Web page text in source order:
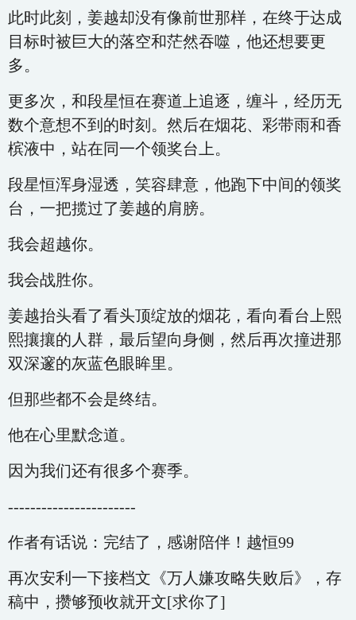
此时此刻，姜越却没有像前世那样，在终于达成
目标时被巨大的落空和茫然吞噬，他还想要更
多。
更多次，和段星恒在赛道上追逐，缠斗，经历无
数个意想不到的时刻。然后在烟花、彩带雨和香
槟液中，站在同一个领奖台上。
段星恒浑身湿透，笑容肆意，他跑下中间的领奖
台，一把揽过了姜越的肩膀。
我会超越你。
我会战胜你。
姜越抬头看了看头顶绽放的烟花，看向看台上熙
熙攘攘的人群，最后望向身侧，然后再次撞进那
双深邃的灰蓝色眼眸里。
但那些都不会是终结。
他在心里默念道。
因为我们还有很多个赛季。
-----------------------
作者有话说：完结了，感谢陪伴！越恒99
再次安利一下接档文《万人嫌攻略失败后》，存
稿中，攒够预收就开文[求你了]